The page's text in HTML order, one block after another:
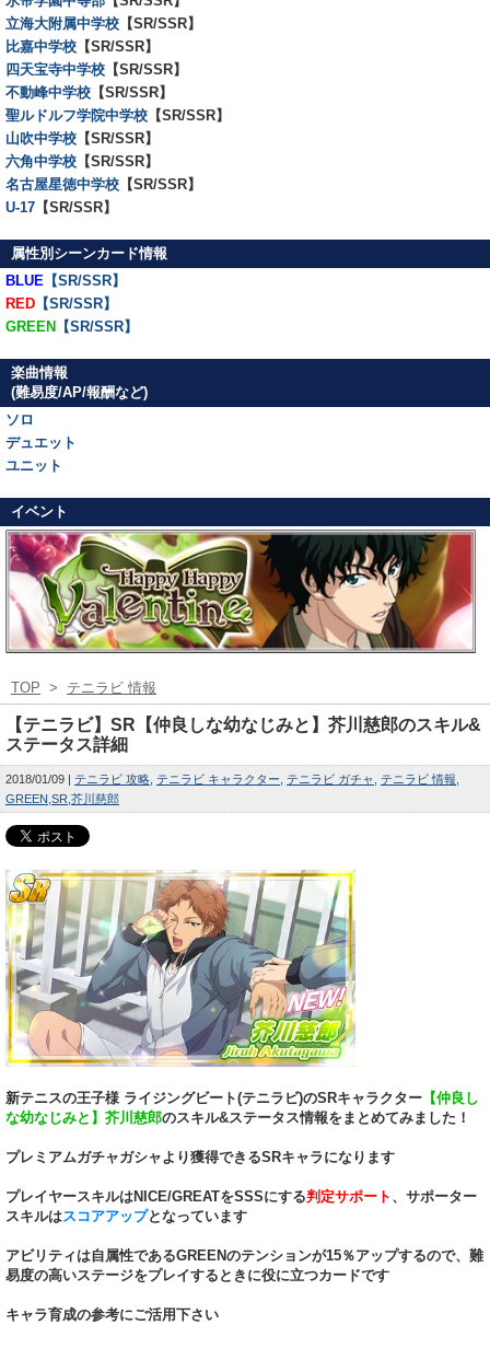
立海大附属中学校 【SR/SSR】
比嘉中学校 【SR/SSR】
四天宝寺中学校 【SR/SSR】
不動峰中学校 【SR/SSR】
聖ルドルフ学院中学校 【SR/SSR】
山吹中学校 【SR/SSR】
六角中学校 【SR/SSR】
名古屋星徳中学校 【SR/SSR】
U-17 【SR/SSR】
属性別シーンカード情報
BLUE 【SR/SSR】
RED 【SR/SSR】
GREEN 【SR/SSR】
楽曲情報
(難易度/AP/報酬など)
ソロ
デュエット
ユニット
イベント
TOP > テニラビ 情報
【テニラビ】SR【仲良しな幼なじみと】芥川慈郎のスキル&
ステータス詳細
2018/01/09 テニラビ 攻略 テニラビ キャラクター テニラビ ガチャ
テニラビ 情報
GREEN SR 芥川慈郎
新テニスの王子様 ライジングビート(テニラビ)のSRキャラクター 【仲良し
な幼なじみと】芥川慈郎のスキル&ステータス情報をまとめてみました！
プレミアムガチャガシャより獲得できるSRキャラになります
プレイヤースキルはNICE/GREATをSSSにする判定サポート 、サポーター
スキルはスコアアップとなっています
アビリティは自属性であるGREENのテンションが15％アップするので、難
易度の高いステージをプレイするときに役に立つカードです
キャラ育成の参考にご活用下さい